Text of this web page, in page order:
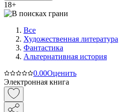
18+
Все
Художественная литература
Фантастика
Альтернативная история
0.00Оценить
Электронная книга